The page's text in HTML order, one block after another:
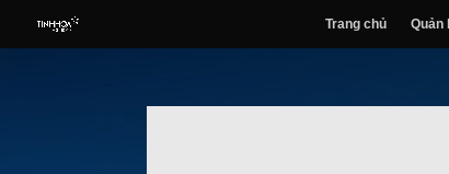
Trang chủ Quản